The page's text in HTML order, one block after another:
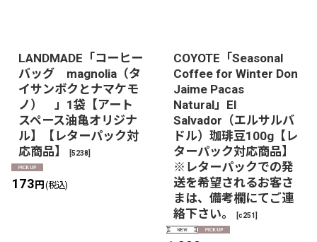
LANDMADE「コーヒー
バッグ magnolia（タ
イサンボクとナマケモ
ノ） 」1袋【アート
スペース油亀オリジナ
ル】【レターパック対
応商品】
[5238]
173円 (税込)
COYOTE「Seasonal
Coffee for Winter Don
Jaime Pacas
Natural」El
Salvador（エルサルバ
ドル）珈琲豆100g【レ
ターパック対応商品】
※レターパックでの発
送を希望されるお客さ
まは、備考欄にてご連
絡下さい。
[c251]